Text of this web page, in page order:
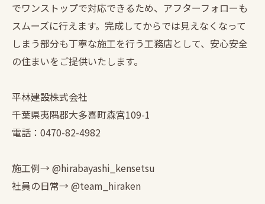
でワンストップで対応できるため、アフターフォローも
スムーズに行えます。完成してからでは見えなくなって
しまう部分も丁寧な施工を行う工務店として、安心安全
の住まいをご提供いたします。
平林建設株式会社
千葉県夷隅郡大多喜町森宮109-1
電話：0470-82-4982
施工例→ @hirabayashi_kensetsu
社員の日常→ @team_hiraken